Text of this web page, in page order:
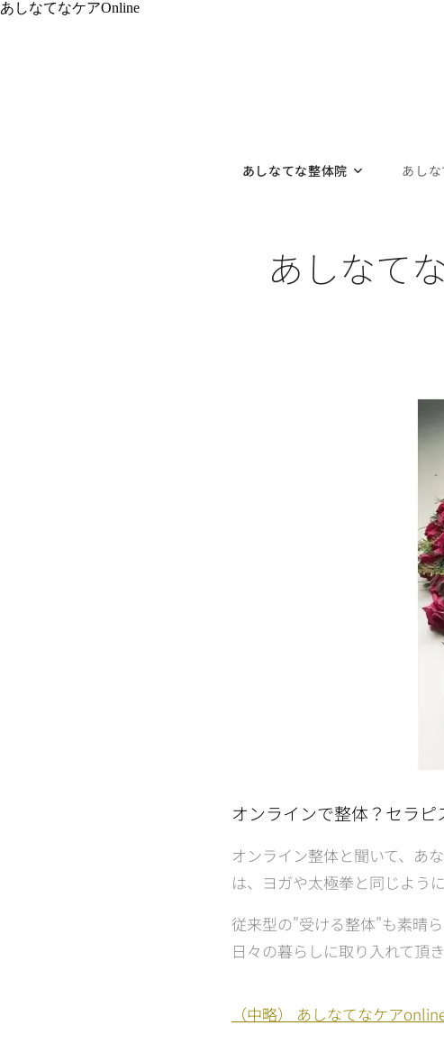
あしなてなケアOnline
あしなてな整体院 あし
あしなて
オンラインで整体？セラ
オンライン整体と聞いて、あ
は、ヨガや太極拳と同じよう
従来型の"受ける整体"も素晴
日々の暮らしに取り入れて頂
（中略） あしなてなケア